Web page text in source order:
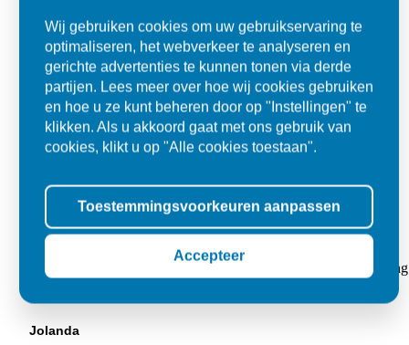
Super
"Goed geholpen bij aankoop en zeer klantvriendelijk. De
Jolanda
Wij gebruiken cookies om uw gebruikservaring te
optimaliseren, het webverkeer te analyseren en
gerichte advertenties te kunnen tonen via derde
partijen. Lees meer over hoe wij cookies gebruiken
en hoe u ze kunt beheren door op "Instellingen" te
klikken. Als u akkoord gaat met ons gebruik van
cookies, klikt u op "Alle cookies toestaan".
Toestemmingsvoorkeuren aanpassen
Accepteer